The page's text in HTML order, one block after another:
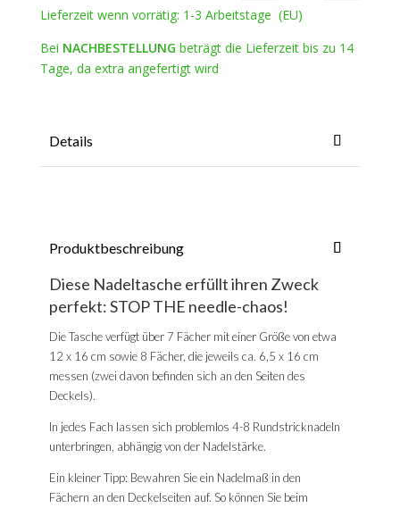
Lieferzeit wenn vorrätig: 1-3 Arbeitstage (EU)
Bei NACHBESTELLUNG beträgt die Lieferzeit bis zu 14
Tage, da extra angefertigt wird
Details
Produktbeschreibung
Diese Nadeltasche erfüllt ihren Zweck
perfekt: STOP THE needle-chaos!
Die Tasche verfügt über 7 Fächer mit einer Größe von etwa
12 x 16 cm sowie 8 Fächer, die jeweils ca. 6,5 x 16 cm
messen (zwei davon befinden sich an den Seiten des
Deckels).
In jedes Fach lassen sich problemlos 4-8 Rundstricknadeln
unterbringen, abhängig von der Nadelstärke.
Ein kleiner Tipp: Bewahren Sie ein Nadelmaß in den
Fächern an den Deckelseiten auf. So können Sie beim